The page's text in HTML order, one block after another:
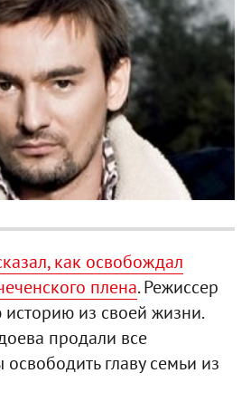
как освобождал
плена. Режиссер
из своей жизни.
продали все
главу семьи из